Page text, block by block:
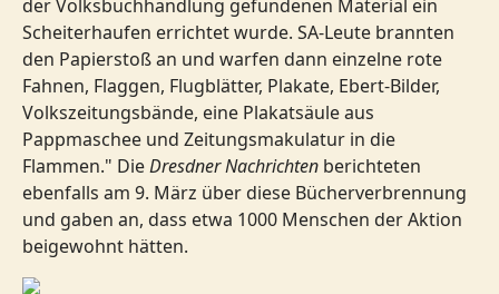
der Volksbuchhandlung gefundenen Material ein
Scheiterhaufen errichtet wurde. SA-Leute brannten
den Papierstoß an und warfen dann einzelne rote
Fahnen, Flaggen, Flugblätter, Plakate, Ebert-Bilder,
Volkszeitungsbände, eine Plakatsäule aus
Pappmaschee und Zeitungsmakulatur in die
Flammen." DieDresdner Nachrichten berichteten
ebenfalls am 9. März über diese Bücherverbrennung
und gaben an, dass etwa 1000 Menschen der Aktion
beigewohnt hätten.